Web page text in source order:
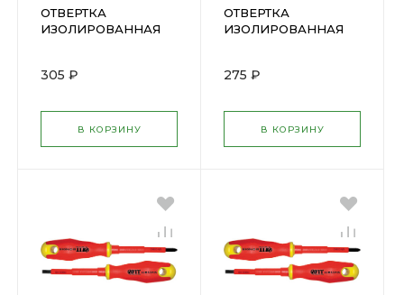
ОТВЕРТКА
ИЗОЛИРОВАННАЯ
305 ₽
В КОРЗИНУ
ОТВЕРТКА
ИЗОЛИРОВАННАЯ
275 ₽
В КОРЗИНУ